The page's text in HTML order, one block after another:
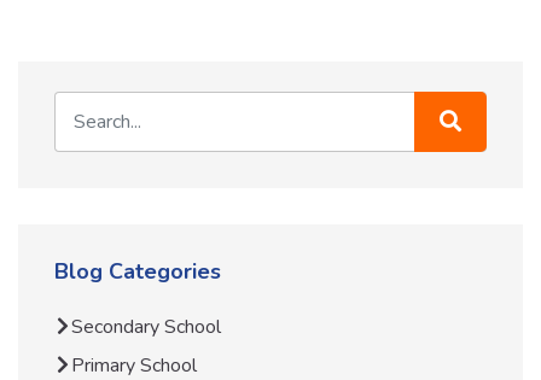
Blog Categories
Secondary School
Primary School